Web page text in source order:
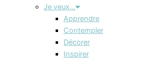
Je veux…
Apprendre
Contempler
Décorer
Inspirer